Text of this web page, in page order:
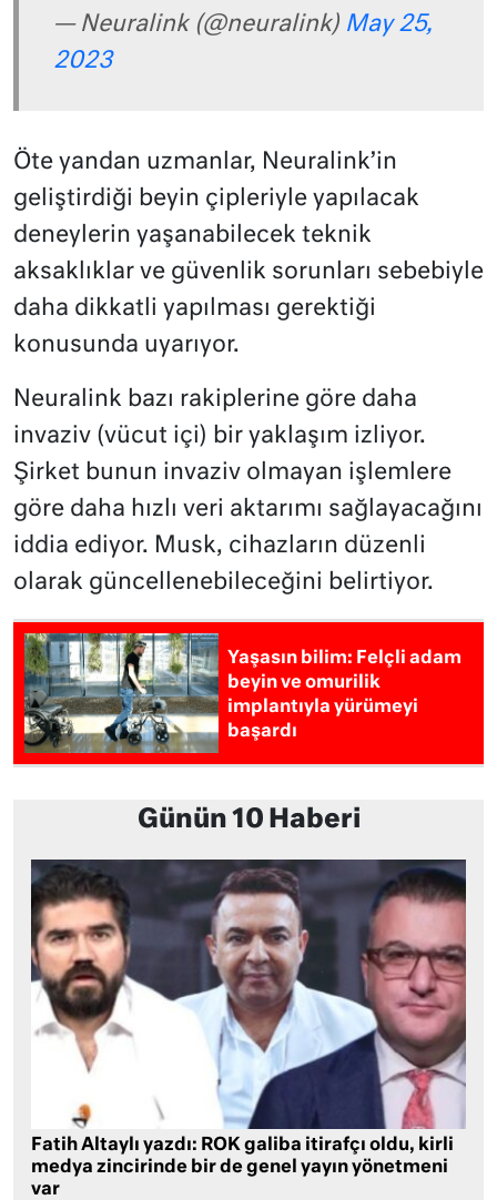
— Neuralink (@neuralink) May 25,
2023
Öte yandan uzmanlar, Neuralink’in
geliştirdiği beyin çipleriyle yapılacak
deneylerin yaşanabilecek teknik
aksaklıklar ve güvenlik sorunları sebebiyle
daha dikkatli yapılması gerektiği
konusunda uyarıyor.
Neuralink bazı rakiplerine göre daha
invaziv (vücut içi) bir yaklaşım izliyor.
Şirket bunun invaziv olmayan işlemlere
göre daha hızlı veri aktarımı sağlayacağını
iddia ediyor. Musk, cihazların düzenli
olarak güncellenebileceğini belirtiyor.
Yaşasın bilim: Felçli adam
beyin ve omurilik
implantıyla yürümeyi
başardı
Günün 10 Haberi
Fatih Altaylı yazdı: ROK galiba itirafçı oldu, kirli
medya zincirinde bir de genel yayın yönetmeni
var